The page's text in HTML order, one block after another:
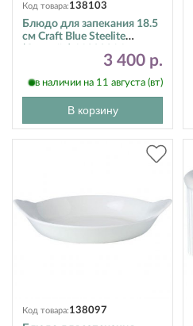
Код товара:138103
Блюдо для запекания 18.5
см Craft Blue Steelite
3 400 р.
в наличии на 11 августа (вт)
В корзину
Код товара:138097